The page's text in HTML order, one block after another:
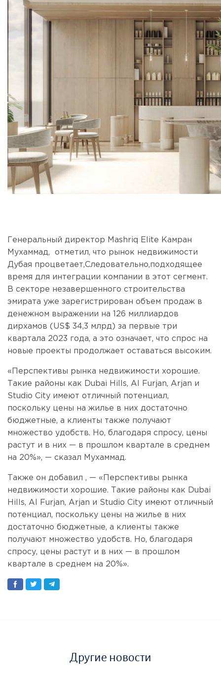
Генеральный директор Mashriq Elite Камран
Мухаммад, отметил, что рынок недвижимости
Дубая процветает,Следовательно,подходящее
время для интеграции компании в этот сегмент.
В секторе незавершенного строительства
эмирата уже зарегистрирован объем продаж в
денежном выражении на 126 миллиардов
дирхамов (US$ 34,3 млрд) за первые три
квартала 2023 года, а это означает, что спрос на
новые проекты продолжает оставаться высоким.
«Перспективы рынка недвижимости хорошие.
Такие районы как Dubai Hills, Al Furjan, Arjan и
Studio City имеют отличный потенциал,
поскольку цены на жилье в них достаточно
бюджетные, а клиенты также получают
множество удобств. Но, благодаря спросу, цены
растут и в них — в прошлом квартале в среднем
на 20%», — сказал Мухаммад.
Также он добавил , — «Перспективы рынка
недвижимости хорошие. Такие районы как Dubai
Hills, Al Furjan, Arjan и Studio City имеют отличный
потенциал, поскольку цены на жилье в них
достаточно бюджетные, а клиенты также
получают множество удобств. Но, благодаря
спросу, цены растут и в них — в прошлом
квартале в среднем на 20%».
Другие новости